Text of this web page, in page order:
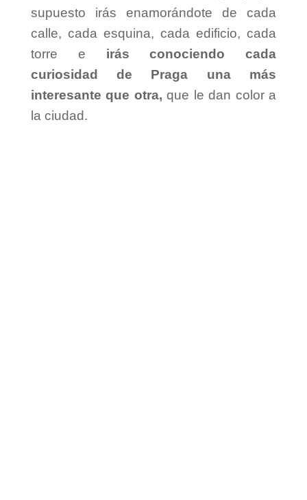
supuesto irás enamorándote de cada
calle, cada esquina, cada edificio, cada
torre e irás conociendo cada
curiosidad de Praga una más
interesante que otra, que le dan color a
la ciudad.